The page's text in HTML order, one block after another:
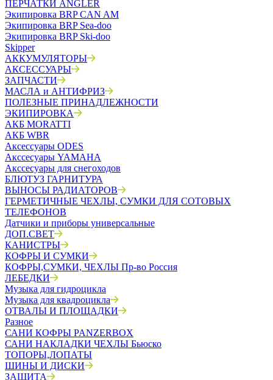
ПЕРЧАТКИ ANGLER
Экипировка BRP CAN AM
Экипировка BRP Sea-doo
Экипировка BRP Ski-doo
Skipper
АККУМУЛЯТОРЫ
АКСЕССУАРЫ
ЗАПЧАСТИ
МАСЛА и АНТИФРИЗ
ПОЛЕЗНЫЕ ПРИНАДЛЕЖНОСТИ
ЭКИПИРОВКА
АКБ MORATTI
АКБ WBR
Аксессуары ODES
Акссесуары YAMAHA
Акссесуары для снегоходов
БЛЮТУЗ ГАРНИТУРА
ВЫНОСЫ РАДИАТОРОВ
ГЕРМЕТИЧНЫЕ ЧЕХЛЫ, СУМКИ ДЛЯ СОТОВЫХ
ТЕЛЕФОНОВ
Датчики и приборы универсальные
ДОП.СВЕТ
КАНИСТРЫ
КОФРЫ И СУМКИ
КОФРЫ,СУМКИ, ЧЕХЛЫ Пр-во Россия
ЛЕБЕДКИ
Музыка для гидроцикла
Музыка для квадроцикла
ОТВАЛЫ И ПЛОЩАДКИ
Разное
САНИ КОФРЫ PANZERBOX
САНИ НАКЛАДКИ ЧЕХЛЫ Бьюско
ТОПОРЫ,ЛОПАТЫ
ШИНЫ И ДИСКИ
ЗАЩИТА